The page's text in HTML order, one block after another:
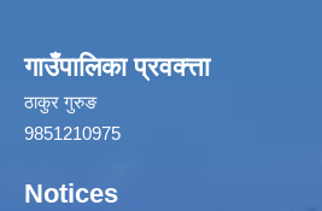
गाउँपालिका प्रवक्त्ता
ठाकुर गुरुङ
9851210975
Notices